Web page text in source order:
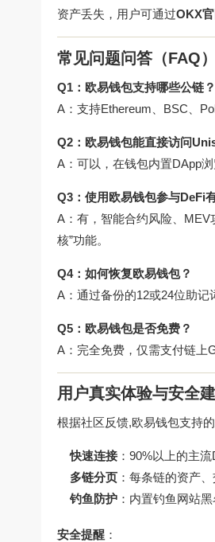
资产丢失，用户可通过OKX
常见问题问答（FAQ）
Q1：欧易钱包支持哪些公链？
A：支持Ethereum、BSC、
Q2：欧易钱包能直接访问
A：可以，在钱包内置DApp
Q3：使用欧易钱包参与DeFi
A：有，智能合约风险、MEV
核”功能。
Q4：如何恢复欧易钱包？
A：通过备份的12或24位助记
Q5：欧易钱包是否免费？
A：完全免费，仅需支付链上
用户真实体验与安全
根据社区反馈,欧易钱包支持
快速连接 ：90%以上的主
多链分页 ：每条链的资产
钓鱼防护 ：内置钓鱼网站
安全提醒 ：